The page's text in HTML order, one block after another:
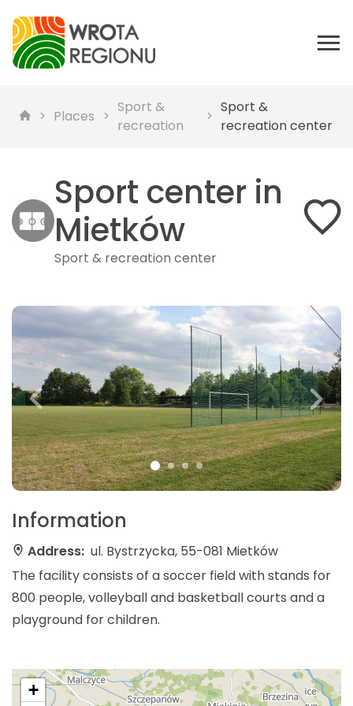
Places
Sport &
recreation
Sport &
recreation center
Sport center in
Mietków
Sport & recreation center
Information
Address: ul. Bystrzycka, 55-081 Mietków
The facility consists of a soccer field with stands for
800 people, volleyball and basketball courts and a
playground for children.
+